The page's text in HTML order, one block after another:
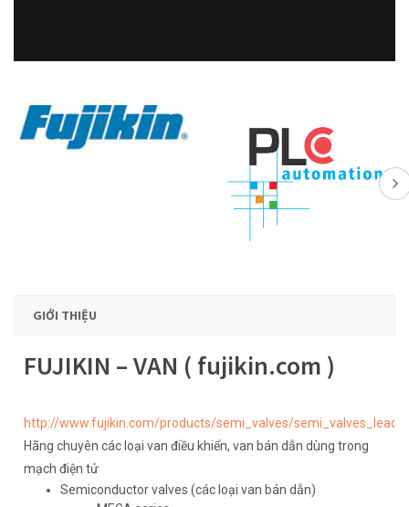
GIỚI THIỆU
FUJIKIN – VAN ( fujikin.com )
http://www.fujikin.com/products/semi_valves/
Hãng chuyên các loại van điều khiển, van bán dẫn dùng trong
mạch điện tử
Semiconductor valves (các loại van bán dẫn)